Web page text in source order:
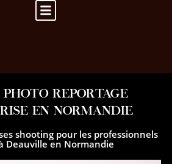
REPORTAGE
REPORTAGE
EN NORMANDIE
shooting pour les professionnels
Deauville en Normandie